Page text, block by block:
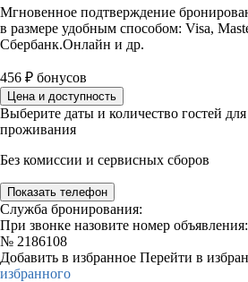
Мгновенное подтверждение
в размере удобным способом: Visa,
Сбербанк.Онлайн и др.
456 ₽ бонусов
Цена и доступность
Выберите даты и количество гостей
проживания
Без комиссии и сервисных сборов
Показать телефон
Служба бронирования:
При звонке назовите номер объявления:
№ 2186108
Добавить в избранное Перейти в
избранного